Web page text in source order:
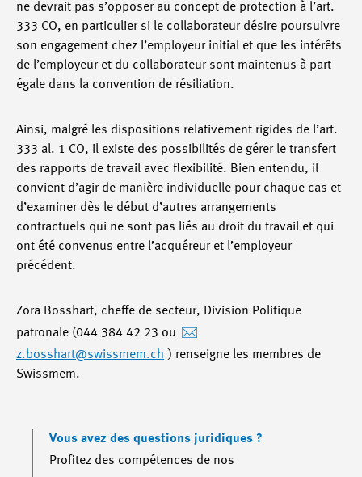
ne devrait pas s’opposer au concept de protection à l’art.
333 CO, en particulier si le collaborateur désire poursuivre
son engagement chez l’employeur initial et que les intérêts
de l’employeur et du collaborateur sont maintenus à part
égale dans la convention de résiliation.
Ainsi, malgré les dispositions relativement rigides de l’art.
333 al. 1 CO, il existe des possibilités de gérer le transfert
des rapports de travail avec flexibilité. Bien entendu, il
convient d’agir de manière individuelle pour chaque cas et
d’examiner dès le début d’autres arrangements
contractuels qui ne sont pas liés au droit du travail et qui
ont été convenus entre l’acquéreur et l’employeur
précédent.
Zora Bosshart, cheffe de secteur, Division Politique
patronale (044 384 42 23 ou
z.bosshart@swissmem.ch ) renseigne les membres de
Swissmem.
Vous avez des questions juridiques ?
Profitez des compétences de nos